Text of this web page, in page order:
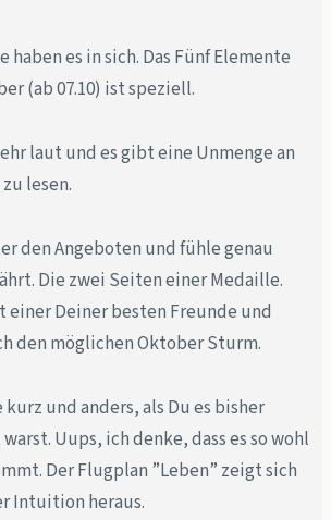
haben es in sich. Das Fünf Elemente
(ab 07.10) ist speziell.
laut und es gibt eine Unmenge an
lesen.
den Angeboten und fühle genau
Die zwei Seiten einer Medaille.
einer Deiner besten Freunde und
den möglichen Oktober Sturm.
kurz und anders, als Du es bisher
Uups, ich denke, dass es so wohl
Der Flugplan ”Leben” zeigt sich
Intuition heraus.